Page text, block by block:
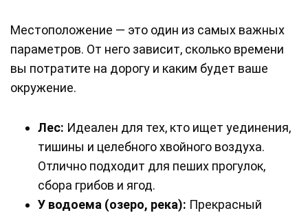
Местоположение — это один из самых важных
параметров. От него зависит, сколько времени
вы потратите на дорогу и каким будет ваше
окружение.
Лес: Идеален для тех, кто ищет уединения,
тишины и целебного хвойного воздуха.
Отлично подходит для пеших прогулок,
сбора грибов и ягод.
У водоема (озеро, река): Прекрасный